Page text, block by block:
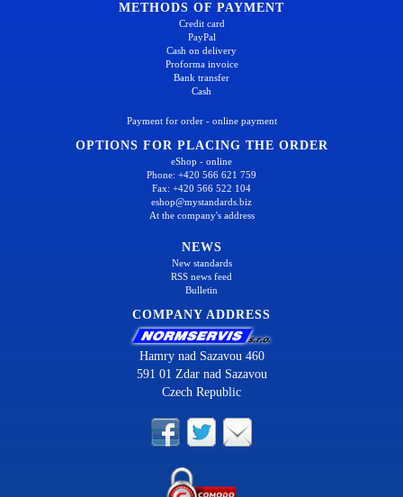
METHODS OF PAYMENT
Credit card
PayPal
Cash on delivery
Proforma invoice
Bank transfer
Cash
Payment for order - online payment
OPTIONS FOR PLACING THE ORDER
eShop - online
Phone: +420 566 621 759
Fax: +420 566 522 104
eshop@mystandards.biz
At the company's address
NEWS
New standards
RSS news feed
Bulletin
COMPANY ADDRESS
Hamry nad Sazavou 460
591 01 Zdar nad Sazavou
Czech Republic